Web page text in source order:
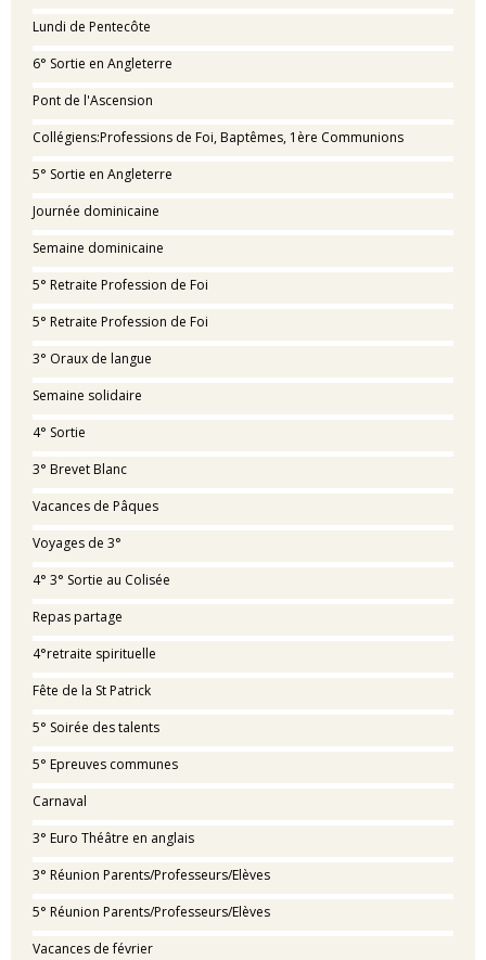
Lundi de Pentecôte
6° Sortie en Angleterre
Pont de l'Ascension
Collégiens:Professions de Foi, Baptêmes, 1ère Communions
5° Sortie en Angleterre
Journée dominicaine
Semaine dominicaine
5° Retraite Profession de Foi
5° Retraite Profession de Foi
3° Oraux de langue
Semaine solidaire
4° Sortie
3° Brevet Blanc
Vacances de Pâques
Voyages de 3°
4° 3° Sortie au Colisée
Repas partage
4°retraite spirituelle
Fête de la St Patrick
5° Soirée des talents
5° Epreuves communes
Carnaval
3° Euro Théâtre en anglais
3° Réunion Parents/Professeurs/Elèves
5° Réunion Parents/Professeurs/Elèves
Vacances de février